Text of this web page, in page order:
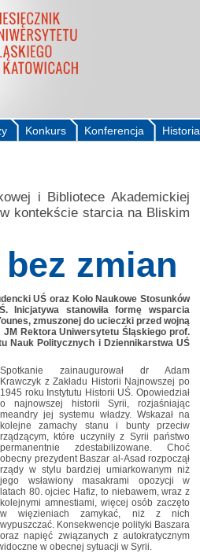
Historia
Konferencja
Konkurs
i Bibliotece Akademickiej
kontekście starcia na Bliskim
zmian
UŚ oraz Koło Naukowe Stosunków
Inicjatywa stanowiła formę wsparcia
zmuszonej do ucieczki przed wojną
Rektora Uniwersytetu Śląskiego prof.
Nauk Politycznych i Dziennikarstwa UŚ
Spotkanie zainaugurował dr Adam
Krawczyk z Zakładu Historii Najnowszej po
1945 roku Instytutu Historii UŚ. Opowiedział
o najnowszej historii Syrii, rozjaśniając
meandry jej systemu władzy. Wskazał na
kolejne zamachy stanu i bunty przeciw
rządzącym, które uczyniły z Syrii państwo
permanentnie zdestabilizowane. Choć
obecny prezydent Baszar al-Asad rozpoczął
rządy w stylu bardziej umiarkowanym niż
jego wsławiony masakrami opozycji w
latach 80. ojciec Hafiz, to niebawem, wraz z
kolejnymi amnestiami, więcej osób zaczęto
w więzieniach zamykać, niż z nich
wypuszczać. Konsekwencje polityki Baszara
oraz napięć związanych z autokratycznym
w obecnej sytuacji w Syrii.